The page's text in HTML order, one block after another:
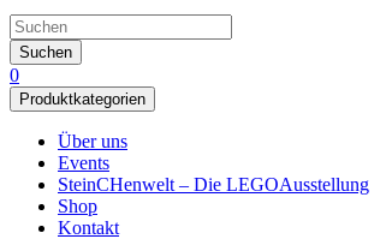
Suchen
0
Produktkategorien
Über uns
Events
SteinCHenwelt – Die LEGOAusstellung
Shop
Kontakt